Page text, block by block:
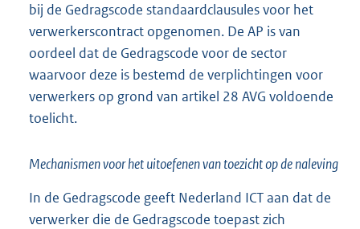
bij de Gedragscode standaardclausules voor het
verwerkerscontract opgenomen. De AP is van
oordeel dat de Gedragscode voor de sector
waarvoor deze is bestemd de verplichtingen voor
verwerkers op grond van artikel 28 AVG voldoende
toelicht.
Mechanismen voor het uitoefenen van toezicht op de naleving
In de Gedragscode geeft Nederland ICT aan dat de
verwerker die de Gedragscode toepast zich